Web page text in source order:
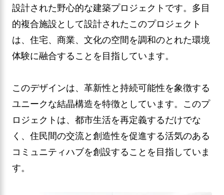
設計された野心的な建築プロジェクトです。多目
的複合施設として設計されたこのプロジェクト
は、住宅、商業、文化の空間を調和のとれた環境
体験に融合することを目指しています。
このデザインは、革新性と持続可能性を象徴する
ユニークな結晶構造を特徴としています。このプ
ロジェクトは、都市生活を再定義するだけでな
く、住民間の交流と創造性を促進する活気のある
コミュニティハブを創設することを目指していま
す。